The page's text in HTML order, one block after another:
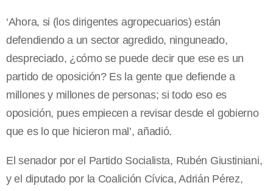
‘Ahora, si (los dirigentes agropecuarios) están
defendiendo a un sector agredido, ninguneado,
despreciado, ¿cómo se puede decir que ese es un
partido de oposición? Es la gente que defiende a
millones y millones de personas; si todo eso es
oposición, pues empiecen a revisar desde el gobierno
que es lo que hicieron mal’, añadió.
El senador por el Partido Socialista, Rubén Giustiniani,
y el diputado por la Coalición Cívica, Adrián Pérez,